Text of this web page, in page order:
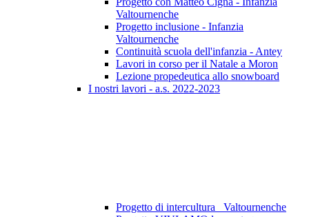
Valtournenche
Progetto inclusione - Infanzia
Valtournenche
Continuità scuola dell'infanzia - Antey
Lavori in corso per il Natale a Moron
Lezione propedeutica allo snowboard
I nostri lavori - a.s. 2022-2023
Progetto di intercultura_ Valtournenche